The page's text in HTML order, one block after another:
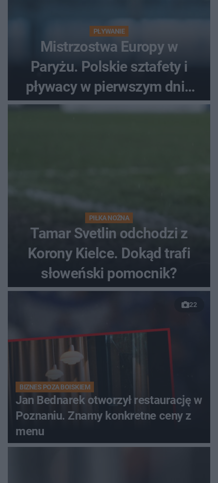
PŁYWANIE
Mistrzostwa Europy w
Paryżu. Polskie sztafety i
pływacy w pierwszym dniu
finałów
PIŁKA NOŻNA
Tamar Svetlin odchodzi z
Korony Kielce. Dokąd trafi
słoweński pomocnik?
22
BIZNES POZA BOISKIEM
Jan Bednarek otworzył restaurację w
Poznaniu. Znamy konkretne ceny z
menu